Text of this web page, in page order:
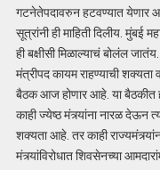
गटनेतेपदावरुन हटवण्यात येणार
सूत्रांनी ही माहिती दिलीय. मुंबई
ही बक्षीसी मिळाल्याचं बोलंल
मंत्रीपद कायम राहण्याची शक्यता
बैठक आज होणार आहे. या बैठकीत
काही ज्येष्ठ मंत्र्यांना नारळ देऊन
शक्यता आहे. तर काही
मंत्र्यांविरोधात शिवसेनच्या